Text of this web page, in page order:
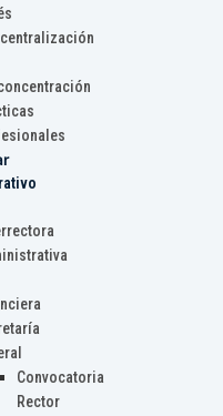
Convocatoria
Rector